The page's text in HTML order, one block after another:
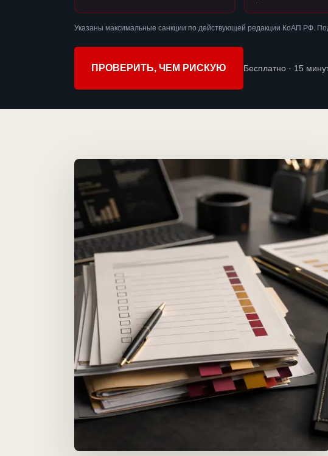
Указаны максимальные санкции по действующей редакции КоАП РФ.
ПРОВЕРИТЬ, ЧЕМ РИСКУЮ Бесплатно · 15